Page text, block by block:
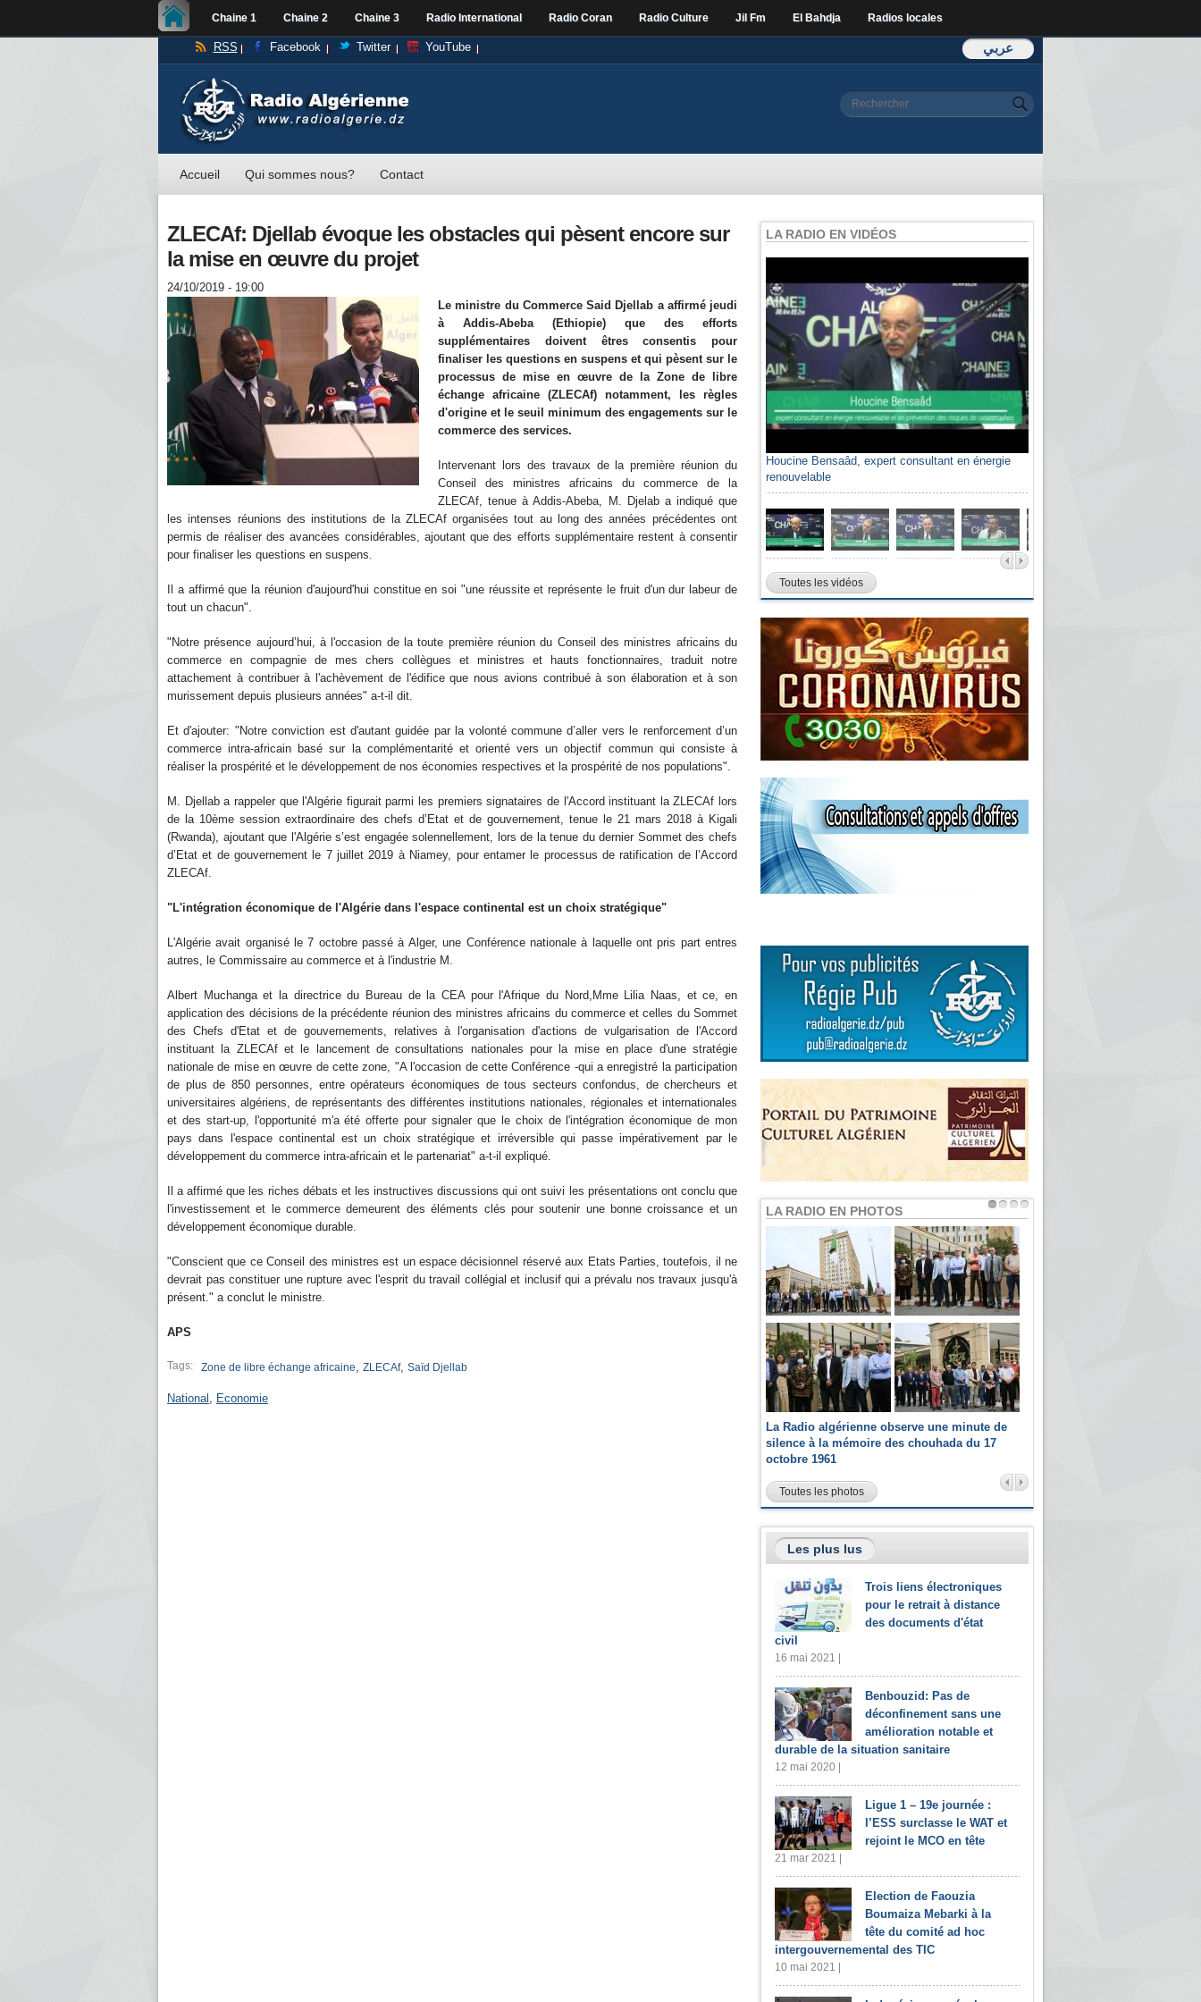
Chaine 1 Chaine 2 Chaine 3 Radio International Radio Coran Radio Culture Jil Fm El Bahdja Radios locales
عربي RSS Facebook Twitter YouTube
Formulaire de
Rechercher
Accueil Qui sommes nous? Contact
ZLECAf: Djellab évoque les obstacles qui pèsent encore sur
la mise en œuvre du projet
24/10/2019 - 19:00
Le ministre du Commerce Said Djellab a affirmé jeudi
à Addis-Abeba (Ethiopie) que des efforts
supplémentaires doivent êtres consentis pour
finaliser les questions en suspens et qui pèsent sur le
processus de mise en œuvre de la Zone de libre
échange africaine (ZLECAf) notamment, les règles
d'origine et le seuil minimum des engagements sur le
commerce des services.
Intervenant lors des travaux de la première réunion du
Conseil des ministres africains du commerce de la
ZLECAf, tenue à Addis-Abeba, M. Djelab a indiqué que
les intenses réunions des institutions de la ZLECAf organisées tout au long des années précédentes ont
permis de réaliser des avancées considérables, ajoutant que des efforts supplémentaire restent à consentir
pour finaliser les questions en suspens.
Il a affirmé que la réunion d'aujourd'hui constitue en soi "une réussite et représente le fruit d'un dur labeur de
tout un chacun".
"Notre présence aujourd’hui, à l'occasion de la toute première réunion du Conseil des ministres africains du
commerce en compagnie de mes chers collègues et ministres et hauts fonctionnaires, traduit notre
attachement à contribuer à l'achèvement de l'édifice que nous avions contribué à son élaboration et à son
murissement depuis plusieurs années" a-t-il dit.
Et d'ajouter: "Notre conviction est d'autant guidée par la volonté commune d’aller vers le renforcement d’un
commerce intra-africain basé sur la complémentarité et orienté vers un objectif commun qui consiste à
réaliser la prospérité et le développement de nos économies respectives et la prospérité de nos populations".
M. Djellab a rappeler que l'Algérie figurait parmi les premiers signataires de l'Accord instituant la ZLECAf lors
de la 10ème session extraordinaire des chefs d’Etat et de gouvernement, tenue le 21 mars 2018 à Kigali
(Rwanda), ajoutant que l'Algérie s’est engagée solennellement, lors de la tenue du dernier Sommet des chefs
d’Etat et de gouvernement le 7 juillet 2019 à Niamey, pour entamer le processus de ratification de l’Accord
ZLECAf.
"L'intégration économique de l'Algérie dans l'espace continental est un choix stratégique"
L'Algérie avait organisé le 7 octobre passé à Alger, une Conférence nationale à laquelle ont pris part entres
autres, le Commissaire au commerce et à l'industrie M.
Albert Muchanga et la directrice du Bureau de la CEA pour l'Afrique du Nord,Mme Lilia Naas, et ce, en
application des décisions de la précédente réunion des ministres africains du commerce et celles du Sommet
des Chefs d'Etat et de gouvernements, relatives à l'organisation d'actions de vulgarisation de l'Accord
instituant la ZLECAf et le lancement de consultations nationales pour la mise en place d'une stratégie
nationale de mise en œuvre de cette zone, "A l'occasion de cette Conférence -qui a enregistré la participation
de plus de 850 personnes, entre opérateurs économiques de tous secteurs confondus, de chercheurs et
universitaires algériens, de représentants des différentes institutions nationales, régionales et internationales
et des start-up, l'opportunité m'a été offerte pour signaler que le choix de l'intégration économique de mon
pays dans l'espace continental est un choix stratégique et irréversible qui passe impérativement par le
développement du commerce intra-africain et le partenariat" a-t-il expliqué.
Il a affirmé que les riches débats et les instructives discussions qui ont suivi les présentations ont conclu que
l'investissement et le commerce demeurent des éléments clés pour soutenir une bonne croissance et un
développement économique durable.
"Conscient que ce Conseil des ministres est un espace décisionnel réservé aux Etats Parties, toutefois, il ne
devrait pas constituer une rupture avec l'esprit du travail collégial et inclusif qui a prévalu nos travaux jusqu'à
présent." a conclut le ministre.
APS
Tags: Zone de libre échange africaine, ZLECAf, Saïd Djellab
National , Economie
LA RADIO EN VIDÉOS
Houcine Bensaâd, expert consultant en énergie
renouvelable
Toutes les vidéos
LA RADIO EN PHOTOS
La Radio algérienne observe une minute de
silence à la mémoire des chouhada du 17
octobre 1961
Toutes les photos
Les plus lus
Trois liens électroniques
pour le retrait à distance
des documents d'état
civil
16 mai 2021 |
Benbouzid: Pas de
déconfinement sans une
amélioration notable et
durable de la situation sanitaire
12 mai 2020 |
Ligue 1 – 19e journée :
l’ESS surclasse le WAT et
rejoint le MCO en tête
21 mar 2021 |
Election de Faouzia
Boumaiza Mebarki à la
tête du comité ad hoc
intergouvernemental des TIC
10 mai 2021 |